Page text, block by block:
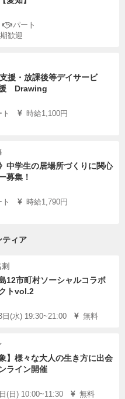
パート
歓迎
援・放課後等デイサービ
援 Drawing
時給1,100円
中学生の居場所づくりに関心
募集！
時給1,790円
ティア
12市町村ソーシャルコラボ
トvol.2
日(水) 19:30~21:00 無料
】様々な大人の生き方に出会
ライン開催
(日) 10:00~11:30 無料